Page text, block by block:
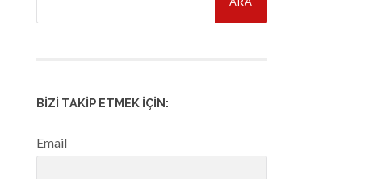
BIZI TAKIP ETMEK İÇIN:
Email